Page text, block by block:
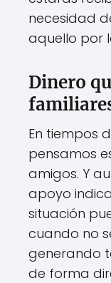
necesidad
aquello por
Dinero
En tiempos
pensamos
amigos. Y
apoyo
situación
cuando no
generando
de forma